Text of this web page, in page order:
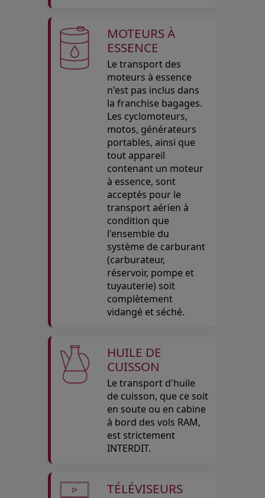
MOTEURS À
ESSENCE
Le transport des
moteurs à essence
n'est pas inclus dans
la franchise bagages.
Les cyclomoteurs,
motos, générateurs
portables, ainsi que
tout appareil
contenant un moteur
à essence, sont
acceptés pour le
transport aérien à
condition que
l'ensemble du
système de carburant
(carburateur,
réservoir, pompe et
tuyauterie) soit
complètement
vidangé et séché.
HUILE DE
CUISSON
Le transport d'huile
de cuisson, que ce soit
en soute ou en cabine
à bord des vols RAM,
est strictement
INTERDIT.
TÉLÉVISEURS